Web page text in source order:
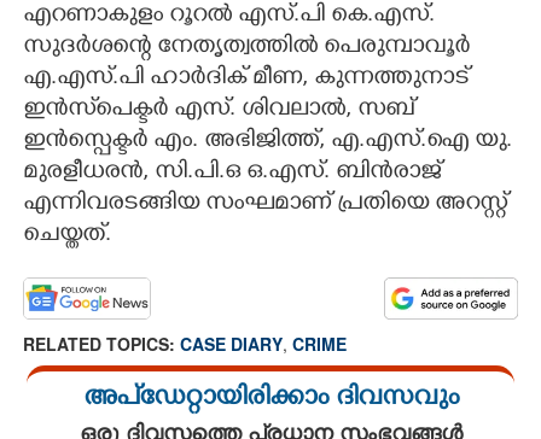
എറണാകുളം റൂറൽ എസ്.പി കെ.എസ്.
സുദർശന്റെ നേതൃത്വത്തിൽ പെരുമ്പാവൂർ
എ.എസ്.പി ഹാർദിക് മീണ, കുന്നത്തുനാട്
ഇൻസ്‌പെക്ടർ എസ്. ശിവലാൽ, സബ്
ഇൻസ്പെക്ടർ എം. അഭിജിത്ത്, എ.എസ്.ഐ യു.
മുരളീധരൻ, സി.പി.ഒ ഒ.എസ്. ബിൻരാജ്
എന്നിവരടങ്ങിയ സംഘമാണ് പ്രതിയെ അറസ്റ്റ്
ചെയ്തത്.
RELATED TOPICS: CASE DIARY, CRIME
അപ്ഡേറ്റായിരിക്കാം ദിവസവും
ഒരു ദിവസത്തെ പ്രധാന സംഭവങ്ങൾ